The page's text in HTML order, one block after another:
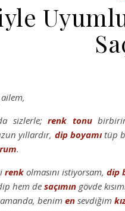
sizlerle;renk tonu
yıllardır, dip boyamıtüp
.
renk olmasını istiyorsam, dip
hem desaçımın gövde
benim en sevdiğim